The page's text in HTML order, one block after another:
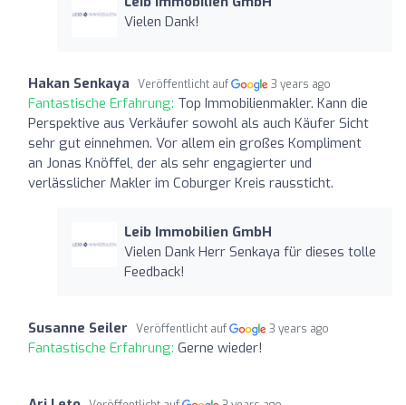
Vielen Dank!
Hakan Senkaya Veröffentlicht auf 3 years ago
Fantastische Erfahrung: Top Immobilienmakler. Kann die
Perspektive aus Verkäufer sowohl als auch Käufer Sicht
sehr gut einnehmen. Vor allem ein großes Kompliment
an Jonas Knöffel, der als sehr engagierter und
verlässlicher Makler im Coburger Kreis raussticht.
Leib Immobilien GmbH
Vielen Dank Herr Senkaya für dieses tolle
Feedback!
Susanne Seiler Veröffentlicht auf 3 years ago
Fantastische Erfahrung: Gerne wieder!